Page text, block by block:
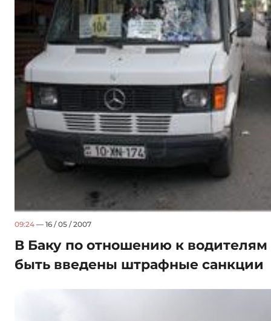
09:24 — 16 / 05 / 2007
В Баку по отношению к водителям
быть введены штрафные санкции